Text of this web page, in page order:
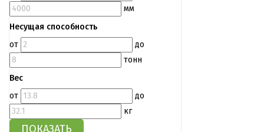
мм
Несущая способность
от
до
тонн
Вес
от
до
кг